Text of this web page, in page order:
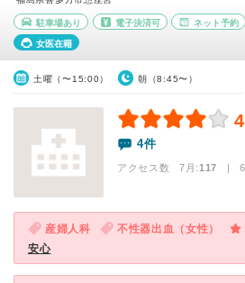
駐車場あり 電子決済可 ネット予約
女医在籍
土曜（〜15:00） 朝（8:45〜）
4件
アクセス数 7月:117 | 6
産婦人科 不性器出血（女性）
安心